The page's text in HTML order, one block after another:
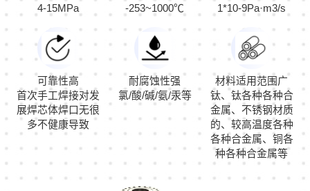
4-15MPa
-253~1000℃
1*10-9Pa·m3/s
可靠性高
首次手工焊接对发
展焊芯体焊口无很
多不健康导致
耐腐蚀性强
氯/酸/碱/氨/汞等
材料适用范围广
钛、钛各种各种合
金属、不锈钢材质
的、较高温度各种
各种合金属、铜各
种各种合金属等